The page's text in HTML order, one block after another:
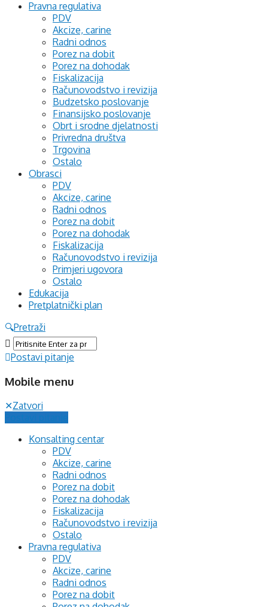
Pravna regulativa
PDV
Akcize, carine
Radni odnos
Porez na dobit
Porez na dohodak
Fiskalizacija
Računovodstvo i revizija
Budzetsko poslovanje
Finansijsko poslovanje
Obrt i srodne djelatnosti
Privredna društva
Trgovina
Ostalo
Obrasci
PDV
Akcize, carine
Radni odnos
Porez na dobit
Porez na dohodak
Fiskalizacija
Računovodstvo i revizija
Primjeri ugovora
Ostalo
Edukacija
Pretplatnički plan
Pretraži
Postavi pitanje
Mobile menu
Zatvori
Konsalting centar
PDV
Akcize, carine
Radni odnos
Porez na dobit
Porez na dohodak
Fiskalizacija
Računovodstvo i revizija
Ostalo
Pravna regulativa
PDV
Akcize, carine
Radni odnos
Porez na dobit